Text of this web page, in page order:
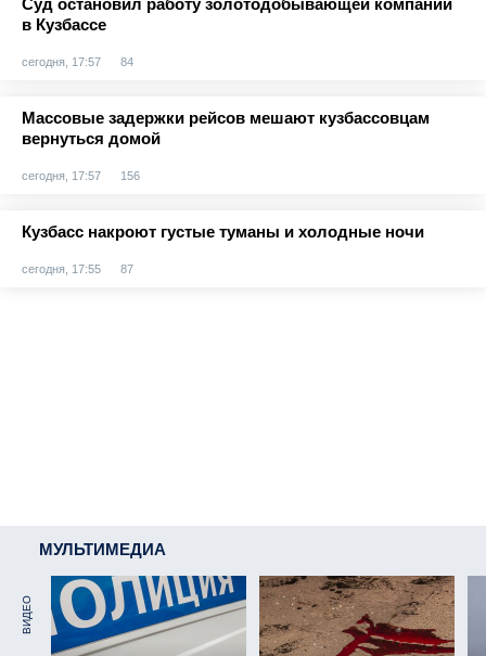
в Кузбассе
сегодня, 17:57 84
Массовые задержки рейсов мешают кузбассовцам
вернуться домой
сегодня, 17:57 156
Кузбасс накроют густые туманы и холодные ночи
сегодня, 17:55 87
МУЛЬТИМЕДИА
ВИДЕО